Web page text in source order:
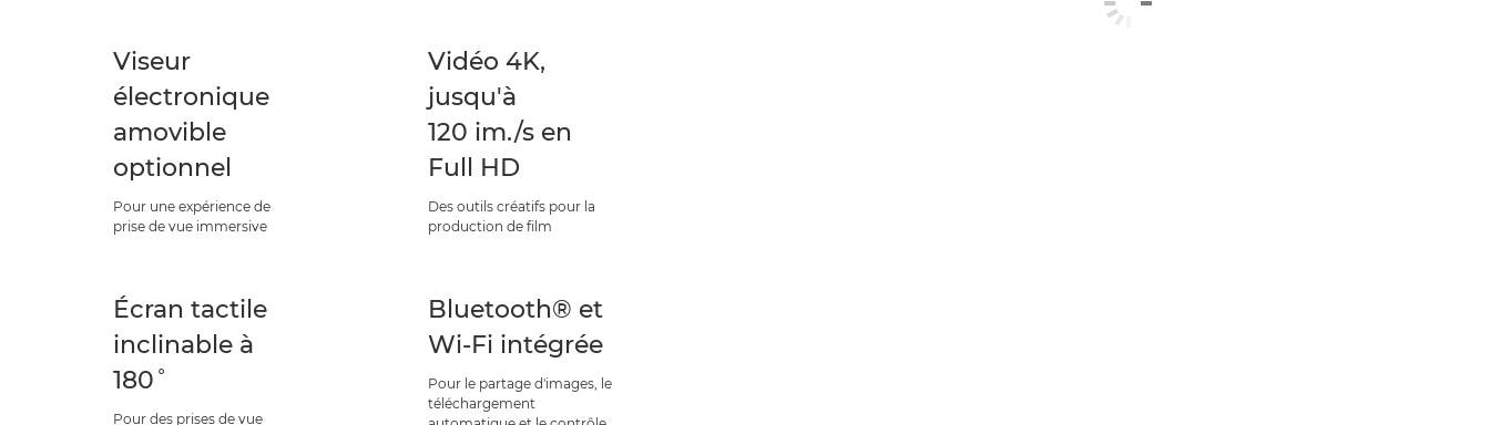
Viseur
électronique
amovible
optionnel
Pour une expérience de
prise de vue immersive
Vidéo 4K,
jusqu'à
120 im./s en
Full HD
Des outils créatifs pour la
production de film
Écran tactile
inclinable à
180˚
Pour des prises de vue
Bluetooth® et
Wi-Fi intégrée
Pour le partage d'images, le
téléchargement